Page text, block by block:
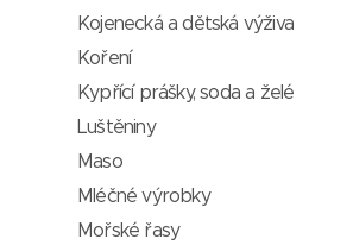
Kojenecká a dětská výživa
Koření
Kypřící prášky, soda a želé
Luštěniny
Maso
Mléčné výrobky
Mořské řasy